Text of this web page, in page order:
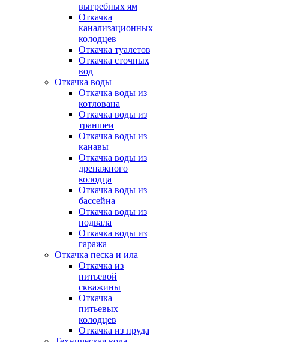
выгребных ям
Откачка
канализационных
колодцев
Откачка туалетов
Откачка сточных
вод
Откачка воды
Откачка воды из
котлована
Откачка воды из
траншеи
Откачка воды из
канавы
Откачка воды из
дренажного
колодца
Откачка воды из
бассейна
Откачка воды из
подвала
Откачка воды из
гаража
Откачка песка и ила
Откачка из
питьевой
скважины
Откачка
питьевых
колодцев
Откачка из пруда